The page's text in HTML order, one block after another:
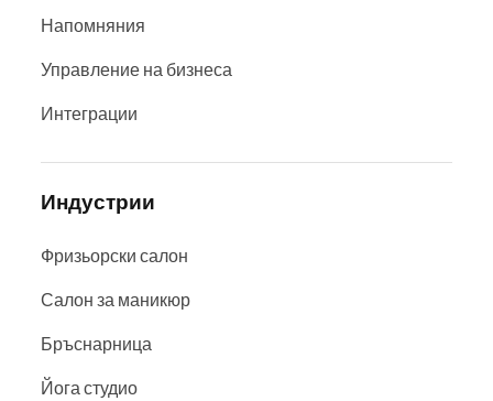
Напомняния
Управление на бизнеса
Интеграции
Индустрии
Фризьорски салон
Салон за маникюр
Бръснарница
Йога студио